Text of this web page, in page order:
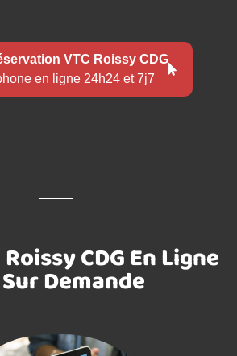
VTC Roissy CDG
en ligne 24h24 et 7j7
CDG En Ligne
Demande